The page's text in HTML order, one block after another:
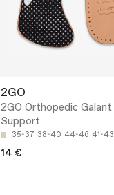
2GO
2GO Orthopedic Galant
Support
35-37 38-40 44-46 41-43
14 €